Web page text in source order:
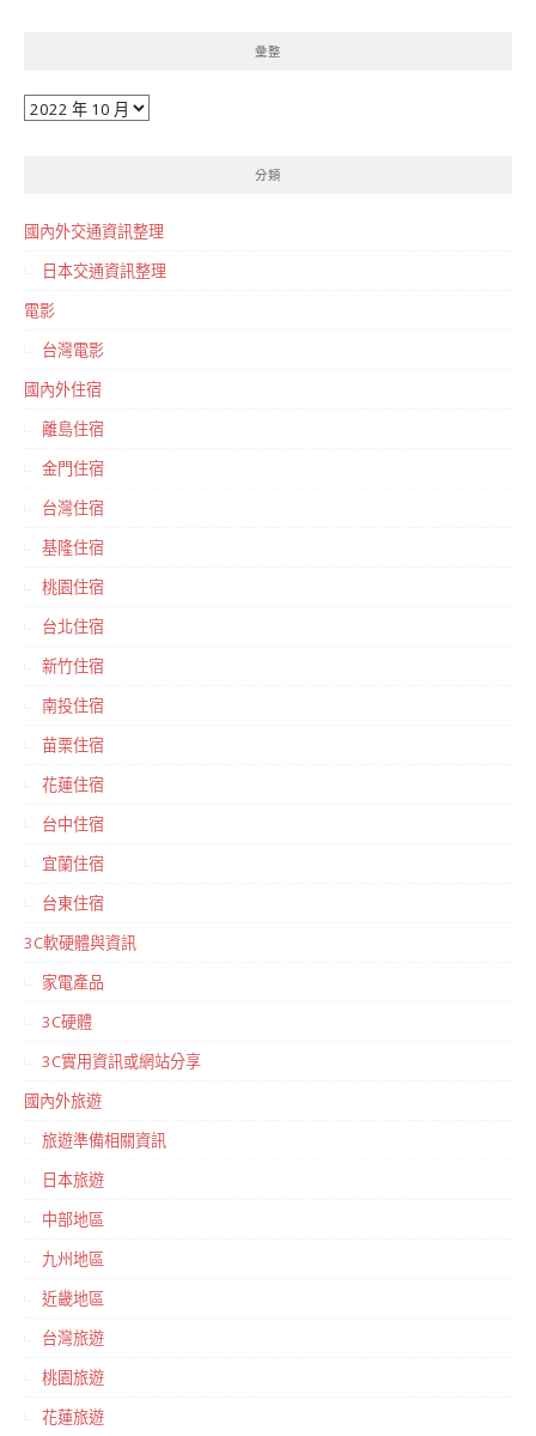
彙整
彙
分類
國內外交通資訊整理
日本交通資訊整理
電影
台灣電影
國內外住宿
離島住宿
金門住宿
台灣住宿
基隆住宿
桃園住宿
台北住宿
新竹住宿
南投住宿
苗栗住宿
花蓮住宿
台中住宿
宜蘭住宿
台東住宿
3C軟硬體與資訊
家電產品
3C硬體
3C實用資訊或網站分享
國內外旅遊
旅遊準備相關資訊
日本旅遊
中部地區
九州地區
近畿地區
台灣旅遊
桃園旅遊
花蓮旅遊